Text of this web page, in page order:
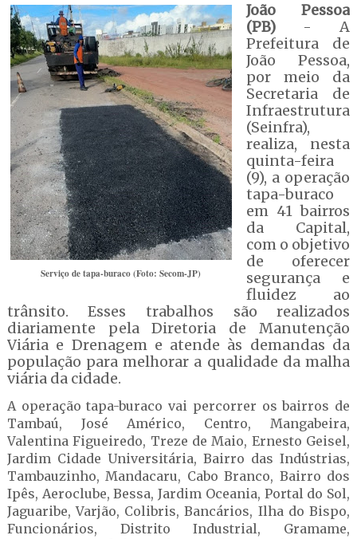
Serviço de tapa-buraco (Foto: Secom-JP)
João Pessoa
(PB)- A
Prefeitura de
João Pessoa,
por meio da
Secretaria de
Infraestrutura
(Seinfra),
realiza, nesta
quinta-feira
(9), a operação
tapa-buraco
em 41 bairros
da Capital,
com o objetivo
de oferecer
segurança e
fluidez ao
trânsito. Esses trabalhos são realizados
diariamente pela Diretoria de Manutenção
Viária e Drenagem e atende às demandas da
população para melhorar a qualidade da malha
viária da cidade.
A operação tapa-buraco vai percorrer os bairros de
Tambaú, José Américo, Centro, Mangabeira,
Valentina Figueiredo, Treze de Maio, Ernesto Geisel,
Jardim Cidade Universitária, Bairro das Indústrias,
Tambauzinho, Mandacaru, Cabo Branco, Bairro dos
Ipês, Aeroclube, Bessa, Jardim Oceania, Portal do Sol,
Jaguaribe, Varjão, Colibris, Bancários, Ilha do Bispo,
Funcionários, Distrito Industrial, Gramame,